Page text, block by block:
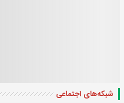
شبکه‌های اجتماعی